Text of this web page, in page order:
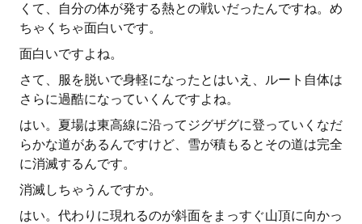
くて、自分の体が発する熱との戦いだったんですね。め
ちゃくちゃ面白いです。
面白いですよね。
さて、服を脱いで身軽になったとはいえ、ルート自体は
さらに過酷になっていくんですよね。
はい。夏場は東高線に沿ってジグザグに登っていくなだ
らかな道があるんですけど、雪が積もるとその道は完全
に消滅するんです。
消滅しちゃうんですか。
はい。代わりに現れるのが斜面をまっすぐ山頂に向かっ